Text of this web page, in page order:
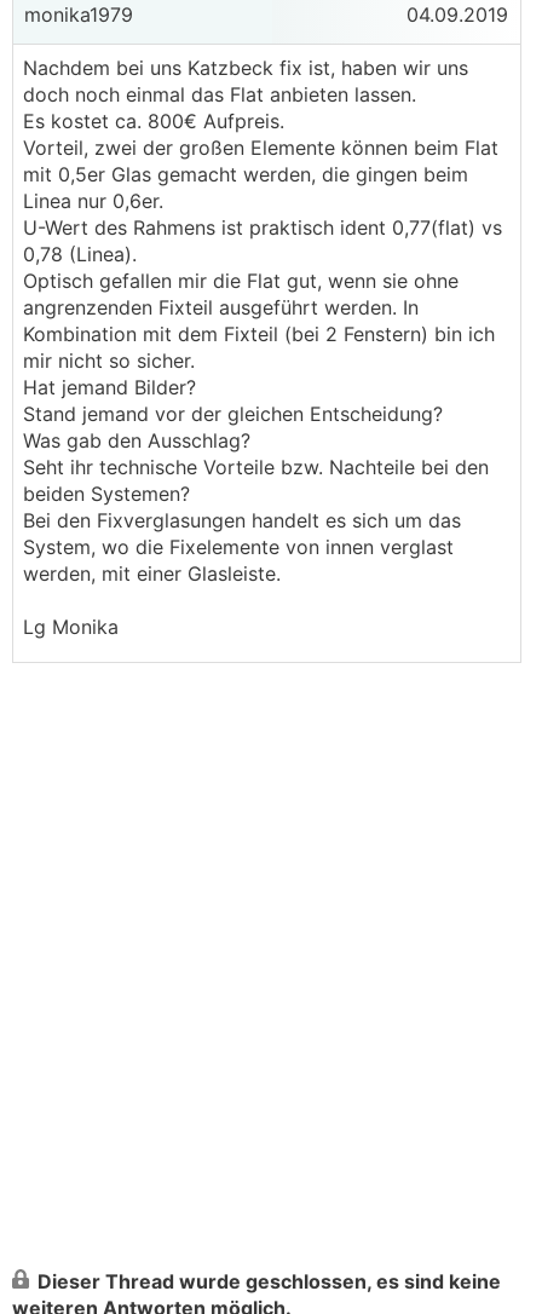
monika1979 04.09.2019
Nachdem bei uns Katzbeck fix ist, haben wir uns
doch noch einmal das Flat anbieten lassen.
Es kostet ca. 800€ Aufpreis.
Vorteil, zwei der großen Elemente können beim Flat
mit 0,5er Glas gemacht werden, die gingen beim
Linea nur 0,6er.
U-Wert des Rahmens ist praktisch ident 0,77(flat) vs
0,78 (Linea).
Optisch gefallen mir die Flat gut, wenn sie ohne
angrenzenden Fixteil ausgeführt werden. In
Kombination mit dem Fixteil (bei 2 Fenstern) bin ich
mir nicht so sicher.
Hat jemand Bilder?
Stand jemand vor der gleichen Entscheidung?
Was gab den Ausschlag?
Seht ihr technische Vorteile bzw. Nachteile bei den
beiden Systemen?
Bei den Fixverglasungen handelt es sich um das
System, wo die Fixelemente von innen verglast
werden, mit einer Glasleiste.
Lg Monika
Dieser Thread wurde geschlossen, es sind keine
weiteren Antworten möglich.